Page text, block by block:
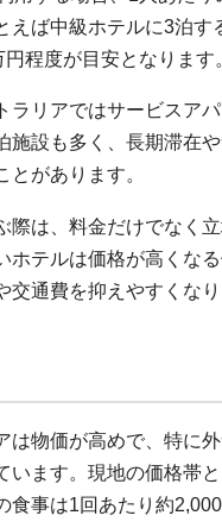
えば中級ホテルに3泊す
程度が目安となります。
ラリアではサービスア
施設も多く、長期滞在
とがあります。
際は、料金だけでなく
ホテルは価格が高くな
交通費を抑えやすくなり
は物価が高めで、特に
います。現地の価格帯
食事は1回あたり約